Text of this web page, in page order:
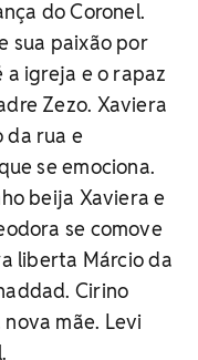
do Coronel.
sua paixão por
a igreja e o rapaz
Zezo. Xaviera
da rua e
se emociona.
beija Xaviera e
se comove
liberta Márcio da
Cirino
mãe. Levi